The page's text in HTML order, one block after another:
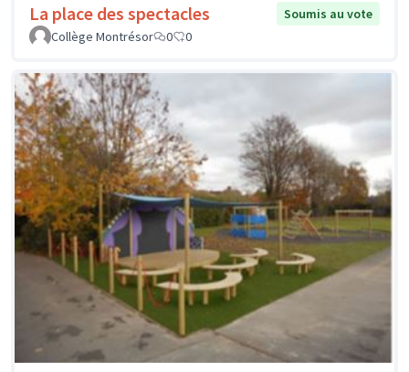
La place des spectacles
Soumis au vote
Collège Montrésor
0 0